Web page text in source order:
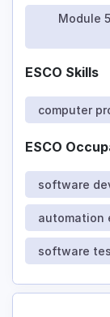
Module
ESCO Skills
computer
ESCO
software
automation
software